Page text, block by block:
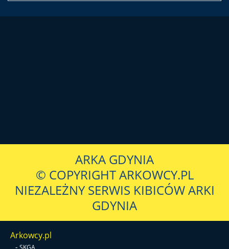
ARKA GDYNIA
© COPYRIGHT ARKOWCY.PL
NIEZALEŻNY SERWIS KIBICÓW ARKI
GDYNIA
Arkowcy.pl
- SKGA